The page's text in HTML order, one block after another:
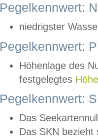
Pegelkennwert:
niedrigster
Pegelkennwert:
Höhenlage des
festgelegtes
Pegelkennwert:
Das
Das SKN